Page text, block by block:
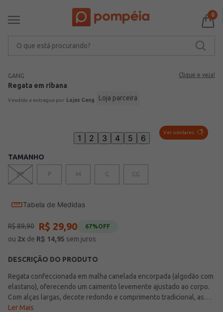
0
GANG Clique e veja!
Regata em ribana
Lojas Gang Loja parceira
Ver similares
1 2 3 4 5 6
TAMANHO
PP P M G GG
Tabela de Medidas
R$89,90 R$ 29,90 67%OFF
ou 2x de R$ 14,95 sem juros
DESCRIÇÃO DO PRODUTO
Regata confeccionada em malha canelada encorpada (algodão com
elastano), oferecendo um caimento levemente ajustado ao corpo.
Com alças largas, decote redondo e comprimento tradicional, as
regatas voltaram com tudo. Perfeitas para combinar com jeans e
Ler Mais